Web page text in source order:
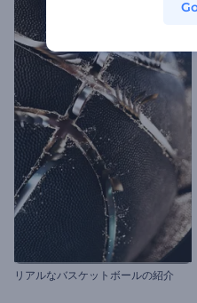
リアルなバスケットボールの紹介